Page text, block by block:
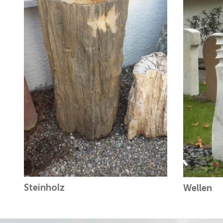
Steinholz Wellen